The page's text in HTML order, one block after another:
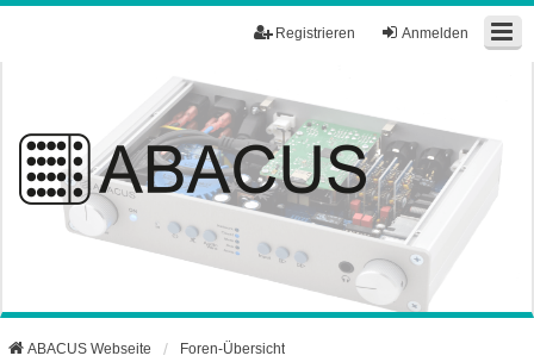
Anmelden
Registrieren
ABACUS Webseite Foren-Übersicht